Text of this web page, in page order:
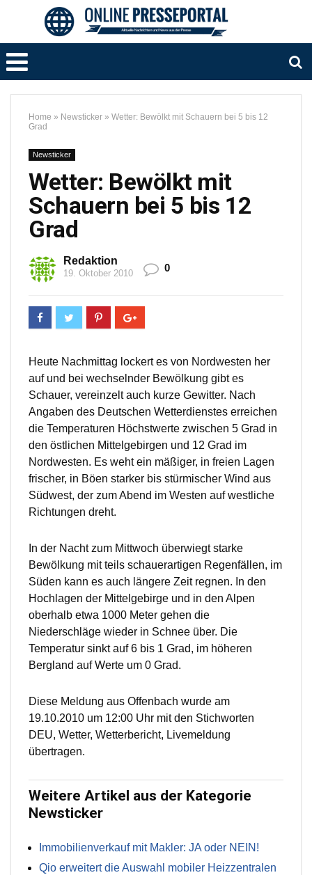
Home » Newsticker » Wetter: Bewölkt mit Schauern bei 5 bis 12
Grad
Newsticker
Wetter: Bewölkt mit
Schauern bei 5 bis 12
Grad
Redaktion
19. Oktober 2010 0
Heute Nachmittag lockert es von Nordwesten her
auf und bei wechselnder Bewölkung gibt es
Schauer, vereinzelt auch kurze Gewitter. Nach
Angaben des Deutschen Wetterdienstes erreichen
die Temperaturen Höchstwerte zwischen 5 Grad in
den östlichen Mittelgebirgen und 12 Grad im
Nordwesten. Es weht ein mäßiger, in freien Lagen
frischer, in Böen starker bis stürmischer Wind aus
Südwest, der zum Abend im Westen auf westliche
Richtungen dreht.
In der Nacht zum Mittwoch überwiegt starke
Bewölkung mit teils schauerartigen Regenfällen, im
Süden kann es auch längere Zeit regnen. In den
Hochlagen der Mittelgebirge und in den Alpen
oberhalb etwa 1000 Meter gehen die
Niederschläge wieder in Schnee über. Die
Temperatur sinkt auf 6 bis 1 Grad, im höheren
Bergland auf Werte um 0 Grad.
Diese Meldung aus Offenbach wurde am
19.10.2010 um 12:00 Uhr mit den Stichworten
DEU, Wetter, Wetterbericht, Livemeldung
übertragen.
Weitere Artikel aus der Kategorie
Newsticker
Immobilienverkauf mit Makler: JA oder NEIN!
Qio erweitert die Auswahl mobiler Heizzentralen